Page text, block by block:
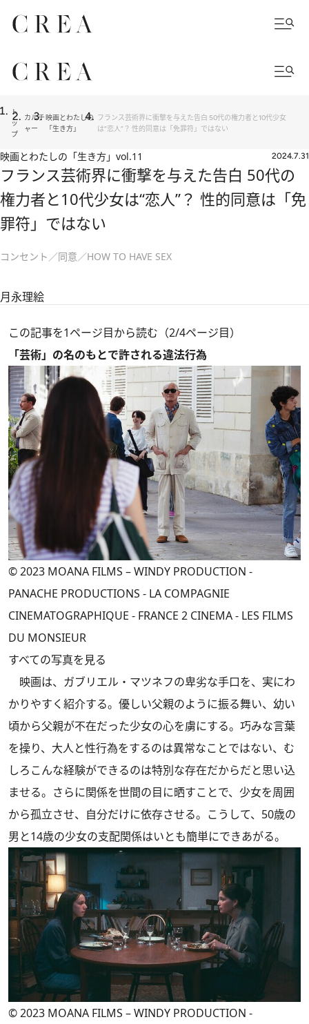
ト
ッ
プ
カルチ
ャー
映画とわたしの
「生き方」
フランス芸術界に衝撃を与えた告白 50代の権力者と10代少女
は“恋人”？ 性的同意は「免罪符」ではない
映画とわたしの「生き方」 vol.11 2024.7.31
フランス芸術界に衝撃を与えた告白 50代の
権力者と10代少女は“恋人”？ 性的同意は「免
罪符」ではない
コンセント／同意／HOW TO HAVE SEX
月永理絵
この記事を1ページ目から読む（2/4ページ目）
「芸術」の名のもとで許される違法行為
© 2023 MOANA FILMS – WINDY PRODUCTION -
PANACHE PRODUCTIONS - LA COMPAGNIE
CINEMATOGRAPHIQUE - FRANCE 2 CINEMA - LES FILMS
DU MONSIEUR
すべての写真を見る
映画は、ガブリエル・マツネフの卑劣な手口を、実にわ
かりやすく紹介する。優しい父親のように振る舞い、幼い
頃から父親が不在だった少女の心を虜にする。巧みな言葉
を操り、大人と性行為をするのは異常なことではない、む
しろこんな経験ができるのは特別な存在だからだと思い込
ませる。さらに関係を世間の目に晒すことで、少女を周囲
から孤立させ、自分だけに依存させる。こうして、50歳の
男と14歳の少女の支配関係はいとも簡単にできあがる。
© 2023 MOANA FILMS – WINDY PRODUCTION -